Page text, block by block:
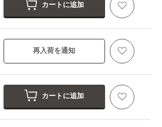
カートに追加
再入荷を通知
カートに追加